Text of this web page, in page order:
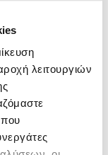
λειτουργιών